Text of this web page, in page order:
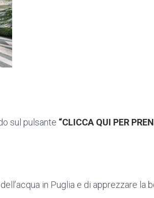
sul pulsante “CLICCA QUI PER
in Puglia e di apprezzare la